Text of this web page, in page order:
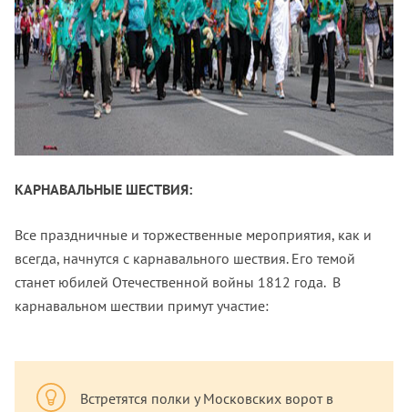
КАРНАВАЛЬНЫЕ ШЕСТВИЯ:
Все праздничные и торжественные мероприятия, как и
всегда, начнутся с карнавального шествия. Его темой
станет юбилей Отечественной войны 1812 года. В
карнавальном шествии примут участие:
Встретятся полки у Московских ворот в